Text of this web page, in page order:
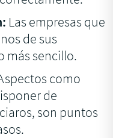
Las empresas que
de sus
más sencillo.
como
de
son puntos